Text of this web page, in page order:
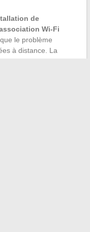
de
Wi-Fi
le problème
à distance. La